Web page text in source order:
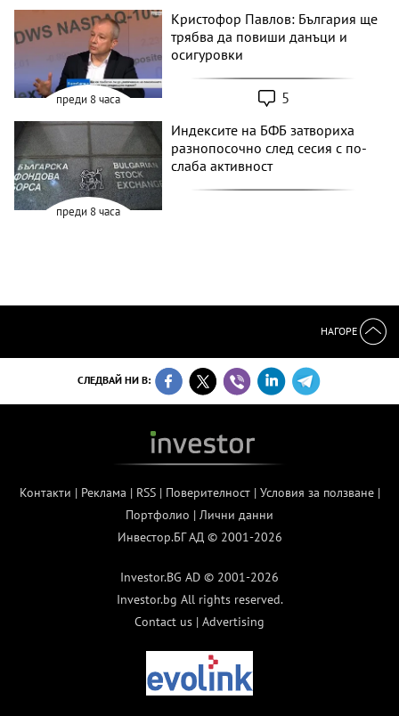
преди 8 часа
Кристофор Павлов: България ще
трябва да повиши данъци и
осигуровки
5
преди 8 часа
Индексите на БФБ затвориха
разнопосочно след сесия с по-
слаба активност
НАГОРЕ
СЛЕДВАЙ НИ В:
Контакти | Реклама | RSS| Поверителност| Условия за ползване|
Портфолио | Лични данни
Инвестор.БГ АД © 2001-2026
Investor.BG AD © 2001-2026
Investor.bg All rights reserved.
Contact us | Advertising